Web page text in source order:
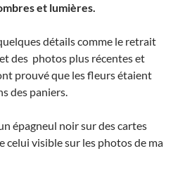
et lumières.
détails comme le retrait
des photos plus récentes et
prouvé que les fleurs étaient
des paniers.
épagneul noir sur des cartes
celui visible sur les photos de ma